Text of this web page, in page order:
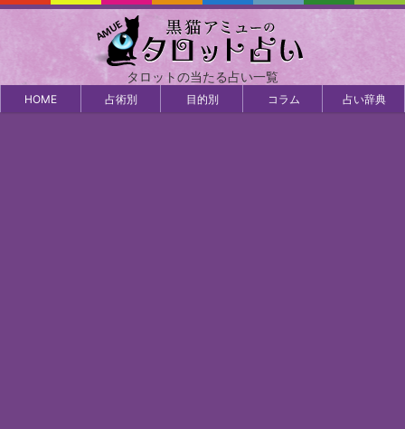
タロットの当たる占い一覧
HOME 占術別 目的別 コラム 占い辞典